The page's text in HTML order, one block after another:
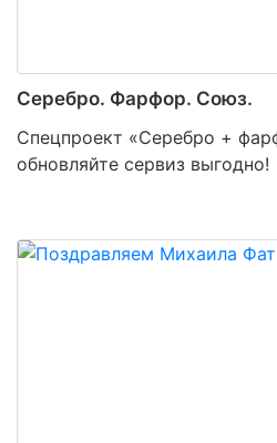
Серебро. Фарфор. Союз.
Спецпроект «Серебро +
обновляйте сервиз выгодно!